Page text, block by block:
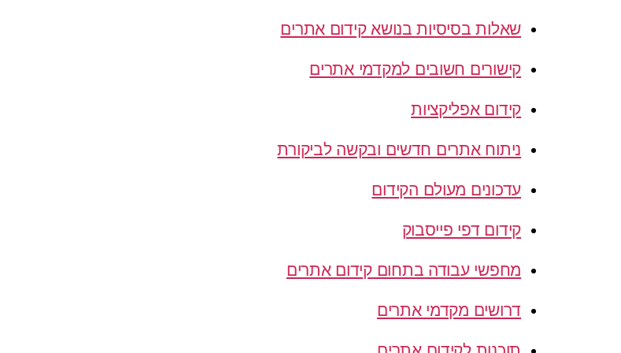
שאלות בסיסיות בנושא קידום אתרים
קישורים חשובים למקדמי אתרים
קידום אפליקציות
ניתוח אתרים חדשים ובקשה לביקורת
עדכונים מעולם הקידום
קידום דפי פייסבוק
מחפשי עבודה בתחום קידום אתרים
דרושים מקדמי אתרים